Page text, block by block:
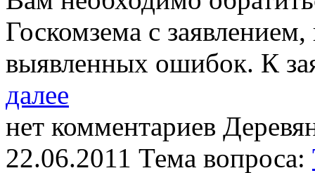
Госкомзема с
выявленных ошибок. К
далее
нет комментариев
22.06.2011 Тема вопроса: